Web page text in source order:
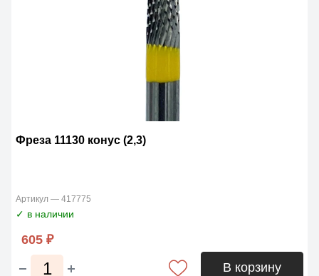
Фреза 11130 конус (2,3)
Артикул — 417775
✓ в наличии
605 ₽
В корзину